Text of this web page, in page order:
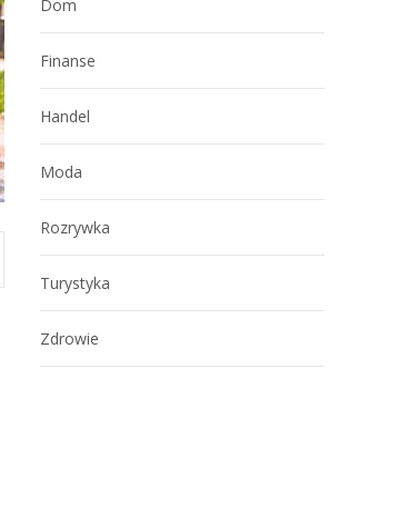
Dom
Finanse
Handel
Moda
Rozrywka
Turystyka
Zdrowie